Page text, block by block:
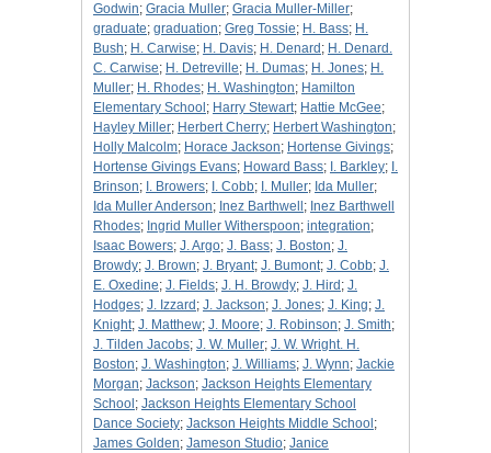
Godwin; Gracia Muller; Gracia Muller-Miller;
graduate; graduation; Greg Tossie; H. Bass; H.
Bush; H. Carwise; H. Davis; H. Denard ; H. Denard.
C. Carwise; H. Detreville; H. Dumas; H. Jones; H.
Muller; H. Rhodes; H. Washington; Hamilton
Elementary School ; Harry Stewart; Hattie McGee;
Hayley Miller; Herbert Cherry; Herbert Washington;
Holly Malcolm; Horace Jackson; Hortense Givings;
Hortense Givings Evans; Howard Bass; I. Barkley; I.
Brinson; I. Browers; I. Cobb; I. Muller; Ida Muller;
Ida Muller Anderson; Inez Barthwell ; Inez Barthwell
Rhodes; Ingrid Muller Witherspoon; integration;
Isaac Bowers; J. Argo; J. Bass; J. Boston; J.
Browdy; J. Brown; J. Bryant; J. Bumont; J. Cobb; J.
E. Oxedine; J. Fields; J. H. Browdy; J. Hird ; J.
Hodges; J. Izzard ; J. Jackson; J. Jones; J. King; J.
Knight; J. Matthew; J. Moore; J. Robinson; J. Smith;
J. Tilden Jacobs; J. W. Muller; J. W. Wright. H.
Boston; J. Washington; J. Williams; J. Wynn; Jackie
Morgan; Jackson; Jackson Heights Elementary
School ; Jackson Heights Elementary School
Dance Society; Jackson Heights Middle School ;
James Golden; Jameson Studio; Janice